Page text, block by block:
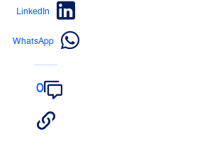
LinkedIn
WhatsApp
0